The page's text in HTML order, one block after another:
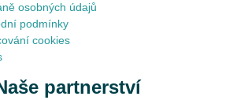
osobných údajů
podmínky
cookies
partnerství